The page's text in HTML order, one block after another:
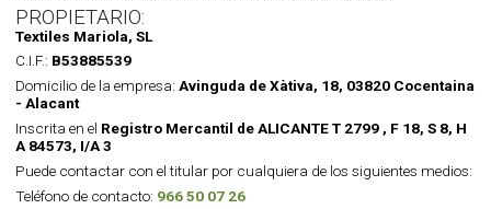
PROPIETARIO:
Textiles Mariola, SL
C.I.F.: B53885539
Domicilio de la empresa: Avinguda de Xàtiva, 18, 03820 Cocentaina
- Alacant
Inscrita en el Registro Mercantil de ALICANTE T 2799 , F 18, S 8, H
A 84573, I/A 3
Puede contactar con el titular por cualquiera de los siguientes medios:
Teléfono de contacto: 966 50 07 26